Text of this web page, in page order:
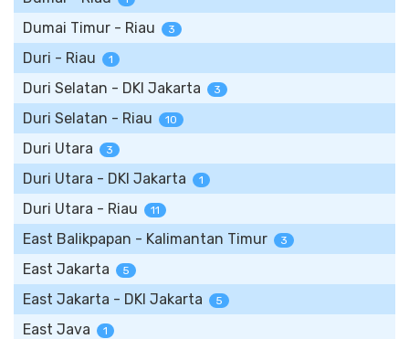
Dumai Timur - Riau 3
Duri - Riau 1
Duri Selatan - DKI Jakarta 3
Duri Selatan - Riau 10
Duri Utara 3
Duri Utara - DKI Jakarta 1
Duri Utara - Riau 11
East Balikpapan - Kalimantan Timur 3
East Jakarta 5
East Jakarta - DKI Jakarta 5
East Java 1